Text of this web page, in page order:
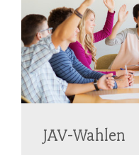
JAV-Wahlen